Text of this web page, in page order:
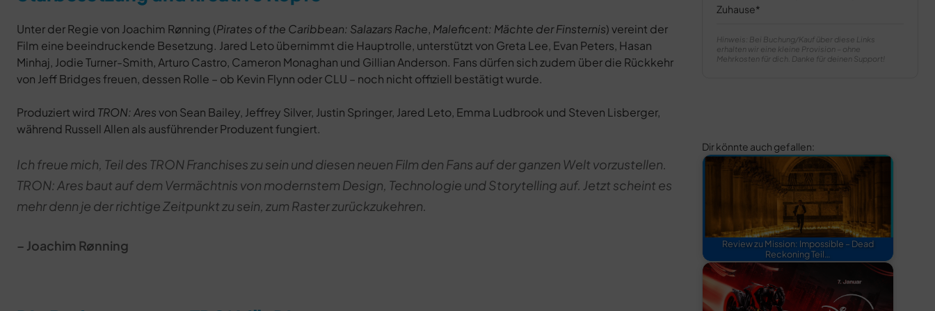
Unter der Regie von Joachim Rønning (Pirates of the Caribbean: Salazars Rache, Maleficent: Mächte der Finsternis) vereint der
Film eine beeindruckende Besetzung. Jared Leto übernimmt die Hauptrolle, unterstützt von Greta Lee, Evan Peters, Hasan
Minhaj, Jodie Turner-Smith, Arturo Castro, Cameron Monaghan und Gillian Anderson. Fans dürfen sich zudem über die Rückkehr
von Jeff Bridges freuen, dessen Rolle – ob Kevin Flynn oder CLU – noch nicht offiziell bestätigt wurde.
Produziert wird TRON: Aresvon Sean Bailey, Jeffrey Silver, Justin Springer, Jared Leto, Emma Ludbrook und Steven Lisberger,
während Russell Allen als ausführender Produzent fungiert.
Ich freue mich, Teil des TRON Franchises zu sein und diesen neuen Film den Fans auf der ganzen Welt vorzustellen.
TRON: Ares baut auf dem Vermächtnis von modernstem Design, Technologie und Storytelling auf. Jetzt scheint es
mehr denn je der richtige Zeitpunkt zu sein, zum Raster zurückzukehren.
– Joachim Rønning
Zuhause
Hinweis: Bei Buchung/Kauf über diese Links
erhalten wir eine kleine Provision – ohne
Mehrkosten für dich. Danke für deinen Support!
Dir könnte auch gefallen:
Review zu Mission: Impossible – Dead
Reckoning Teil…